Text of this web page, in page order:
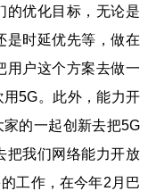
的优化目标，无论是
是时延优先等，做在
用户这个方案去做一
5G。此外，能力开
的一起创新去把5G
把我们网络能力开放
工作，在今年2月巴